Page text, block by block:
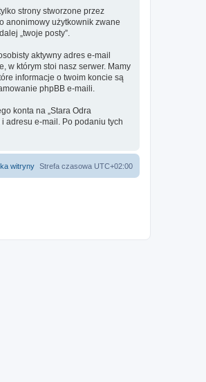
strony stworzone przez
anonimowy użytkownik zwane
„twoje posty”.
aktywny adres e-mail
w którym stoi nasz serwer. Mamy
informacje o twoim koncie są
phpBB e-maili.
konta na „Stara Odra
i adresu e-mail. Po podaniu tych
Strefa czasowa UTC+02:00
witryny